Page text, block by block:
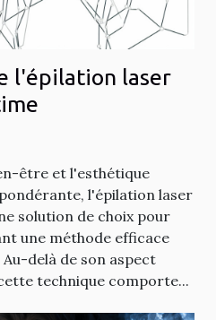
l'épilation laser
être et l'esthétique
l'épilation laser
solution de choix pour
une méthode efficace
delà de son aspect
technique comporte...